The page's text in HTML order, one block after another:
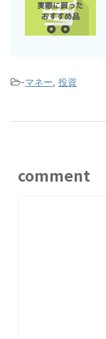
-マネー, 投資
comment